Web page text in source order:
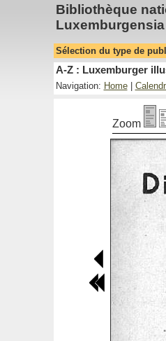
Bibliothèque
Sélection du type de
A-Z : Luxemburger
Navigation: Home|
Zoom